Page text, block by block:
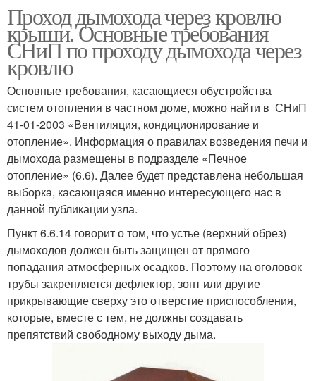
Проход дымохода через кровлю
крыши. Основные требования
СНиП по проходу дымохода через
кровлю
Основные требования, касающиеся обустройства
систем отопления в частном доме, можно найти в СНиП
41-01-2003 «Вентиляция, кондиционирование и
отопление». Информация о правилах возведения печи и
дымохода размещены в подразделе «Печное
отопление» (6.6). Далее будет представлена небольшая
выборка, касающаяся именно интересующего нас в
данной публикации узла.
Пункт 6.6.14 говорит о том, что устье (верхний обрез)
дымоходов должен быть защищен от прямого
попадания атмосферных осадков. Поэтому на оголовок
трубы закрепляется дефлектор, зонт или другие
прикрывающие сверху это отверстие приспособления,
которые, вместе с тем, не должны создавать
препятствий свободному выходу дыма.